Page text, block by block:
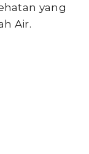
yang
Air.